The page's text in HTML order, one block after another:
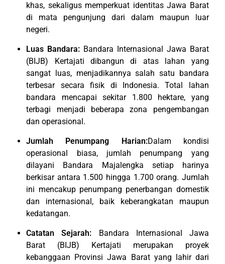
khas, sekaligus memperkuat identitas Jawa Barat
di mata pengunjung dari dalam maupun luar
negeri.
Luas Bandara: Bandara Internasional Jawa Barat
(BIJB) Kertajati dibangun di atas lahan yang
sangat luas, menjadikannya salah satu bandara
terbesar secara fisik di Indonesia. Total lahan
bandara mencapai sekitar 1.800 hektare, yang
terbagi menjadi beberapa zona pengembangan
dan operasional.
Jumlah Penumpang Harian:Dalam kondisi
operasional biasa, jumlah penumpang yang
dilayani Bandara Majalengka setiap harinya
berkisar antara 1.500 hingga 1.700 orang. Jumlah
ini mencakup penumpang penerbangan domestik
dan internasional, baik keberangkatan maupun
kedatangan.
Catatan Sejarah: Bandara Internasional Jawa
Barat (BIJB) Kertajati merupakan proyek
kebanggaan Provinsi Jawa Barat yang lahir dari